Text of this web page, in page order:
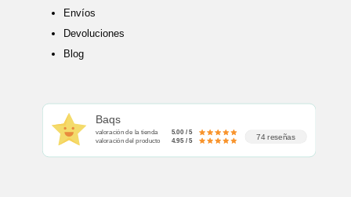
Envíos
Devoluciones
Blog
Baqs
valoración de la tienda 5.00 / 5
valoración del producto 4.95 / 5 74 reseñas